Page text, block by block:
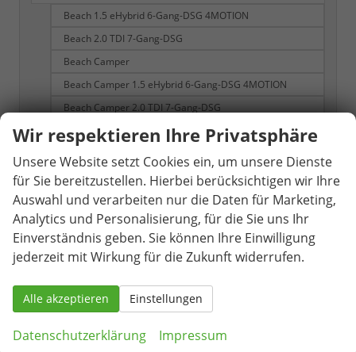
Beach 1.5 eHybrid 6-Gang-DSG 4MOTION
Beach 2.0 TDI 7-Gang-DSG
Beach Camper
Beach Camper 1.5 eHybrid 6-Gang-DSG 4MOTION
Beach Camper 2.0 TDI 7-Gang-DSG
Beach Camper eHybrid 4MOTION
Beach Tour
Beach Tour eHybrid 4MOTION
California Beach
California Beach Camper
T7 Multivan309
Business KÜ 2.0 TSI 7-Gang-DSG
Business LÜ 2.0 TDI 7-Gang-DSG
Business LÜ 2.0 TSI 7-Gang-DSG
Wir respektieren Ihre Privatsphäre
Unsere Website setzt Cookies ein, um unsere Dienste
für Sie bereitzustellen. Hierbei berücksichtigen wir Ihre
Auswahl und verarbeiten nur die Daten für Marketing,
Analytics und Personalisierung, für die Sie uns Ihr
Einverständnis geben. Sie können Ihre Einwilligung
jederzeit mit Wirkung für die Zukunft widerrufen.
Alle akzeptieren Einstellungen
Datenschutzerklärung Impressum